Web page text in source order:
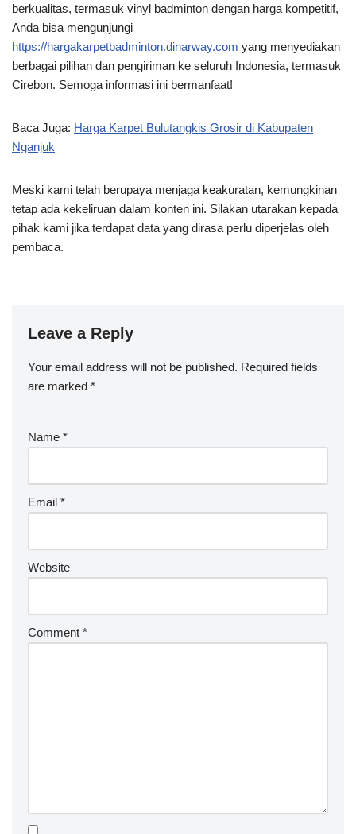
berkualitas, termasuk vinyl badminton dengan harga kompetitif,
Anda bisa mengunjungi
https://hargakarpetbadminton.dinarway.com yang menyediakan
berbagai pilihan dan pengiriman ke seluruh Indonesia, termasuk
Cirebon. Semoga informasi ini bermanfaat!
Baca Juga: Harga Karpet Bulutangkis Grosir di Kabupaten
Nganjuk
Meski kami telah berupaya menjaga keakuratan, kemungkinan
tetap ada kekeliruan dalam konten ini. Silakan utarakan kepada
pihak kami jika terdapat data yang dirasa perlu diperjelas oleh
pembaca.
Leave a Reply
Your email address will not be published. Required fields
are marked *
Name *
Email *
Website
Comment *